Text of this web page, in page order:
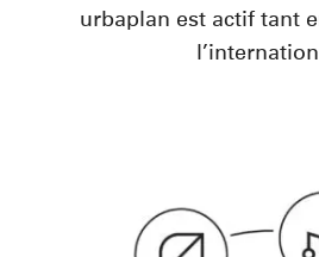
urbaplan est actif tant